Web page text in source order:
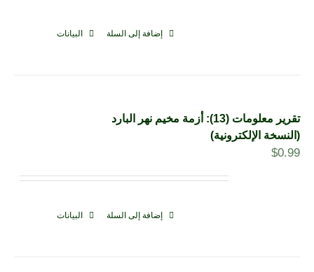
إضافة إلى السلة البيانات
تقرير معلومات (13): أزمة مخيم نهر البارد
(النسخة الإلكترونية)
$0.99
إضافة إلى السلة البيانات